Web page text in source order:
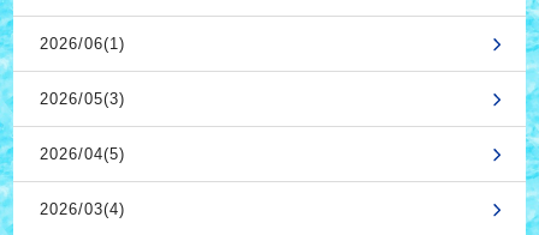
2026/06(1)
2026/05(3)
2026/04(5)
2026/03(4)